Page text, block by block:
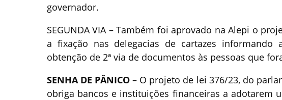
governador.
SEGUNDA VIA – Também foi aprovado na Alepi o
a fixação nas delegacias de cartazes
obtenção de 2ª via de documentos às pessoas que
SENHA DE PÂNICO – O projeto de lei 376/23, do
obriga bancos e instituições financeiras a adotarem